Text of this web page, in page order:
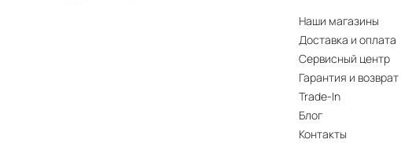
Наши магазины
Доставка и оплата
Сервисный центр
Гарантия и возврат
Trade-In
Блог
Контакты